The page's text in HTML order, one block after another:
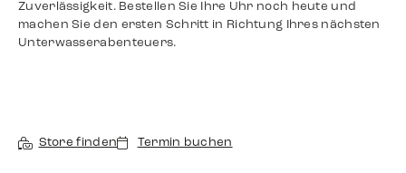
Zuverlässigkeit. Bestellen Sie Ihre Uhr noch heute und
machen Sie den ersten Schritt in Richtung Ihres nächsten
Unterwasserabenteuers.
Store finden Termin buchen